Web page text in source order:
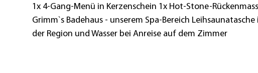
1x 4-Gang-Menü in Kerzenschein 1x Hot-Stone-
Grimm`s Badehaus - unserem Spa-Bereich
der Region und Wasser bei Anreise auf dem Zimmer